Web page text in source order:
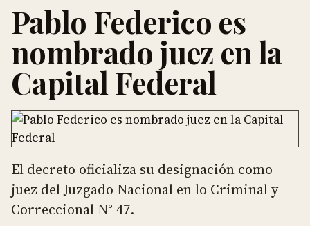
Pablo Federico es
nombrado juez en la
Capital Federal
El decreto oficializa su designación como
juez del Juzgado Nacional en lo Criminal y
Correccional N° 47.